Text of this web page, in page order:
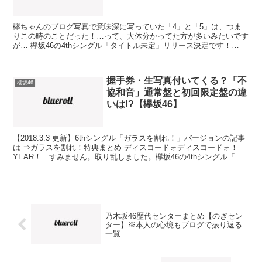
欅ちゃんのブログ写真で意味深に写っていた「4」と「5」は、つま
りこの時のことだった！…って、大体分かってた方が多いみたいです
が… 欅坂46の4thシングル「タイトル未定」リリース決定です！
櫻坂46
握手券・生写真付いてくる？「不
協和音」通常盤と初回限定盤の違
いは!?【欅坂46】
【2018.3.3 更新】6thシングル「ガラスを割れ！」バージョンの記事
は ⇒ガラスを割れ！特典まとめ ディスコードォディスコードォ！
YEAR！…すみません。取り乱しました。欅坂46の4thシングル「不
乃木坂46歴代センターまとめ【のぎセン
ター】※本人の心境もブログで振り返る
一覧